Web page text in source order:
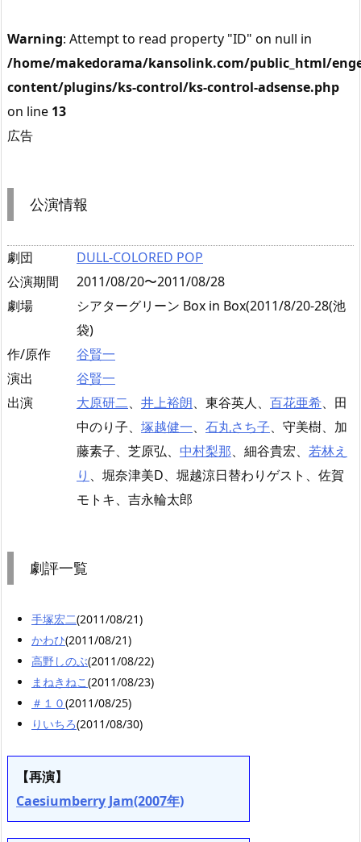
Warning: Attempt to read property "ID" on null in
/home/makedorama/kansolink.com/public_html/
content/plugins/ks-control/ks-control-adsense.php
on line 13
広告
公演情報
劇団
DULL-COLORED POP
公演期間
2011/08/20〜2011/08/28
劇場
シアターグリーン Box in Box(2011/8/20-28(池
袋)
作/原作
谷賢一
演出
谷賢一
出演
大原研二、 井上裕朗、東谷英人、 百花亜希、田
中のり子、 塚越健一、 石丸さち子、守美樹、加
藤素子、芝原弘、 中村梨那、細谷貴宏、 若林え
り 、堀奈津美D、堀越涼日替わりゲスト、佐賀
モトキ、吉永輪太郎
劇評一覧
手塚宏二(2011/08/21)
かわひ(2011/08/21)
高野しのぶ(2011/08/22)
まねきねこ(2011/08/23)
＃１０(2011/08/25)
りいちろ(2011/08/30)
【再演】
Caesiumberry Jam(2007年)